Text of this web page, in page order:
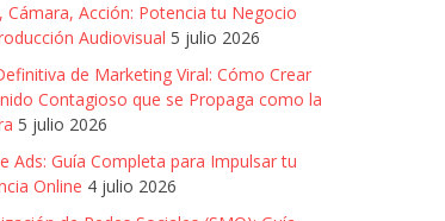
Cámara, Acción: Potencia tu Negocio
Audiovisual 5 julio 2026
de Marketing Viral: Cómo Crear
Contagioso que se Propaga como la
5 julio 2026
Ads: Guía Completa para Impulsar tu
Online 4 julio 2026